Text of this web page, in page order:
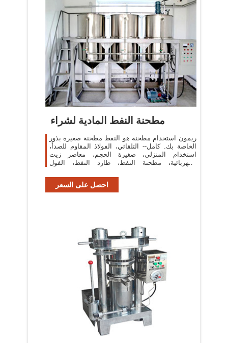
مطحنة النفط المادية لشراء
ريمون استخدام مطحنة هو النفط مطحنة صغيرة بذور
الخاصة بك. كامل-- التلقائي، الفولاذ المقاوم للصدأ،
استخدام المنزلي، صغيرة الحجم، معاصر زيت
الكهربائية، مطحنة النفط، طارد النفط، الفول
احصل على السعر